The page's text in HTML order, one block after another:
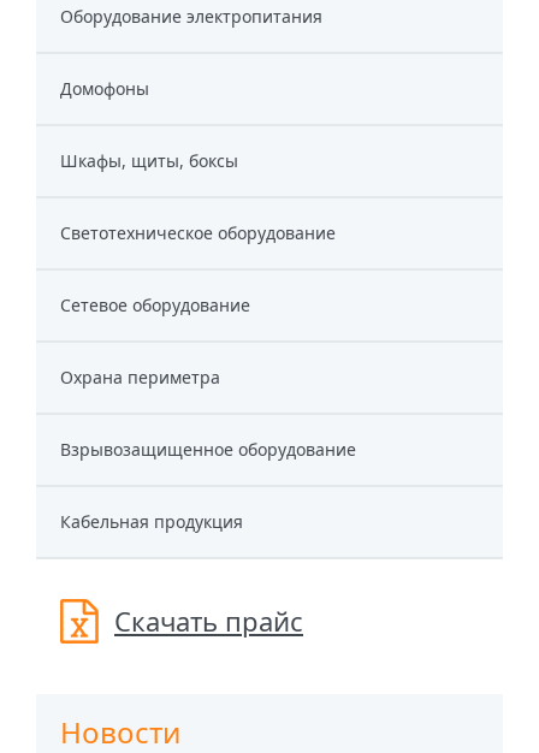
Оборудование электропитания
Домофоны
Шкафы, щиты, боксы
Светотехническое оборудование
Сетевое оборудование
Охрана периметра
Взрывозащищенное оборудование
Кабельная продукция
Скачать прайс
Новости